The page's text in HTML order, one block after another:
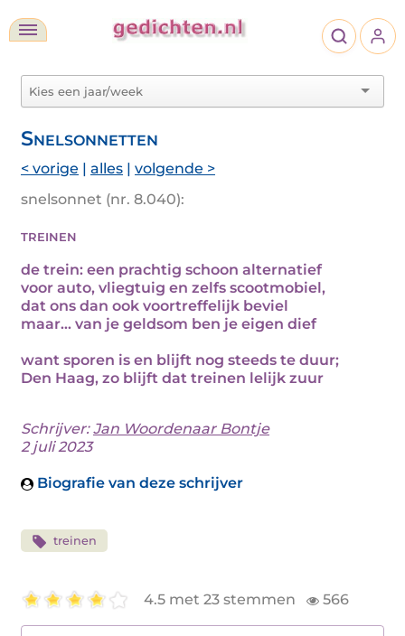
Snelsonnetten
< vorige | alles | volgende >
snelsonnet (nr. 8.040):
treinen
de trein: een prachtig schoon alternatief
voor auto, vliegtuig en zelfs scootmobiel,
dat ons dan ook voortreffelijk beviel
maar… van je geldsom ben je eigen dief
want sporen is en blijft nog steeds te duur;
Den Haag, zo blijft dat treinen lelijk zuur
Schrijver:Jan Woordenaar Bontje
2 juli 2023
Biografie van deze schrijver
treinen
4.5 met 23 stemmen 566